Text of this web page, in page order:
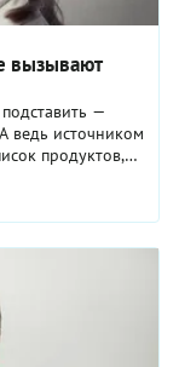
вызывают
—
ведь источником
продуктов,
важная встреча,